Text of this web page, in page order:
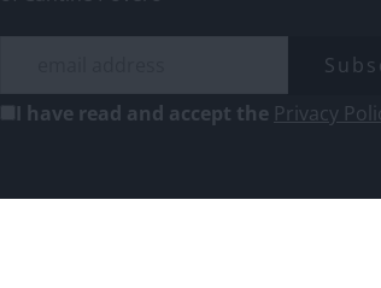
I have read and accept the Privacy